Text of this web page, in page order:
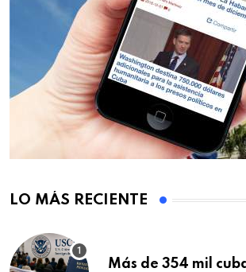
LO MÁS RECIENTE
Más de 354 mil